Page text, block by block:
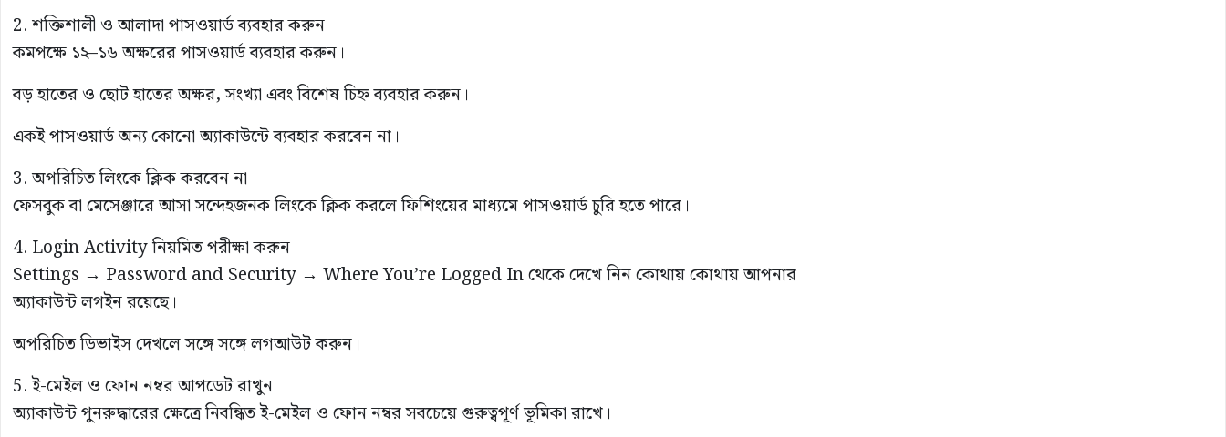
2. শক্তিশালী ও আলাদা পাসওয়ার্ড ব্যবহার করুন
কমপক্ষে ১২–১৬ অক্ষরের পাসওয়ার্ড ব্যবহার করুন।
বড় হাতের ও ছোট হাতের অক্ষর, সংখ্যা এবং বিশেষ চিহ্ন ব্যবহার করুন।
একই পাসওয়ার্ড অন্য কোনো অ্যাকাউন্টে ব্যবহার করবেন না।
3. অপরিচিত লিংকে ক্লিক করবেন না
ফেসবুক বা মেসেঞ্জারে আসা সন্দেহজনক লিংকে ক্লিক করলে ফিশিংয়ের মাধ্যমে পাসওয়ার্ড চুরি হতে পারে।
4. Login Activity নিয়মিত পরীক্ষা করুন
Settings → Password and Security → Where You’re Logged In থেকে দেখে নিন কোথায় কোথায় আপনার
অ্যাকাউন্ট লগইন রয়েছে।
অপরিচিত ডিভাইস দেখলে সঙ্গে সঙ্গে লগআউট করুন।
5. ই-মেইল ও ফোন নম্বর আপডেট রাখুন
অ্যাকাউন্ট পুনরুদ্ধারের ক্ষেত্রে নিবন্ধিত ই-মেইল ও ফোন নম্বর সবচেয়ে গুরুত্বপূর্ণ ভূমিকা রাখে।